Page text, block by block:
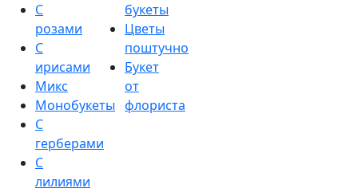
С
розами
С
ирисами
Микс
Монобукеты
С
герберами
С
лилиями
букеты
Цветы
поштучно
Букет
от
флориста